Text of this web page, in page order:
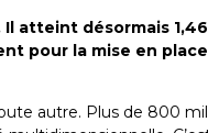
atteint désormais
pour la mise en
autre. Plus de 800